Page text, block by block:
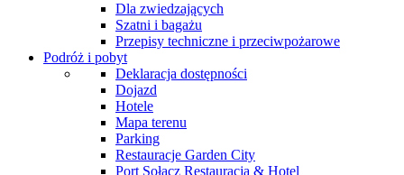
Dla zwiedzających
Szatni i bagażu
Przepisy techniczne i przeciwpożarowe
Podróż i pobyt
Deklaracja dostępności
Dojazd
Hotele
Mapa terenu
Parking
Restauracje Garden City
Port Sołacz Restauracja & Hotel